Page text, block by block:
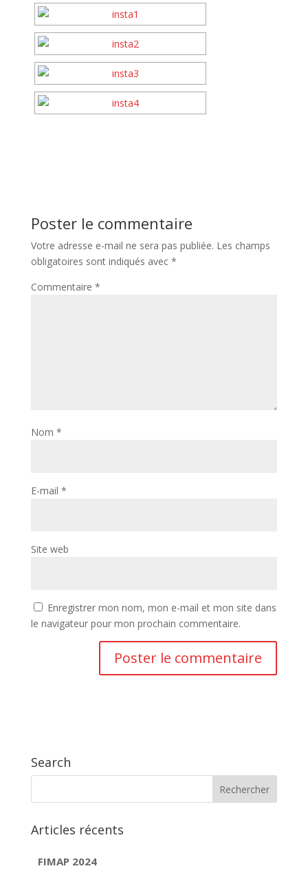
Poster le commentaire
Votre adresse e-mail ne sera pas publiée. Les champs
obligatoires sont indiqués avec *
Commentaire *
Nom *
E-mail *
Site web
Enregistrer mon nom, mon e-mail et mon site dans
le navigateur pour mon prochain commentaire.
Search
Articles récents
FIMAP 2024